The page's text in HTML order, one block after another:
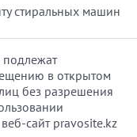
стиральных машин
в открытом
без разрешения
сайт pravosite.kz